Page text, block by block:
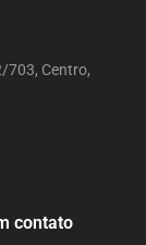
703, Centro,
contato